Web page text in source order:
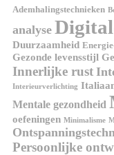
Ademhalingstechnieken
analyse
Duurzaamheid
Gezonde levensstijl
Innerlijke rust
Interieurverlichting
Mentale gezondheid
oefeningen Minimalisme
Persoonlijke